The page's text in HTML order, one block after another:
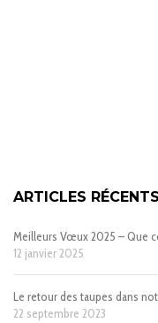
ARTICLES RÉCENTS
Meilleurs Vœux 2025 – Que
12 janvier 2025
Le retour des taupes dans
22 septembre 2023